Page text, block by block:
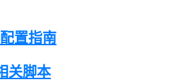
置指南
关脚本